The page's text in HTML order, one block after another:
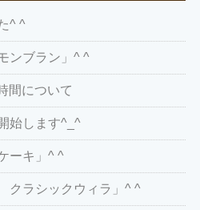
^ ^
ンブラン」^ ^
間について
始します^_^
ーキ」^ ^
クラシックウィラ」^ ^